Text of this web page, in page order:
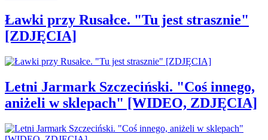
Ławki przy Rusałce. "Tu jest strasznie"
[ZDJĘCIA]
Letni Jarmark Szczeciński. "Coś innego,
aniżeli w sklepach" [WIDEO, ZDJĘCIA]